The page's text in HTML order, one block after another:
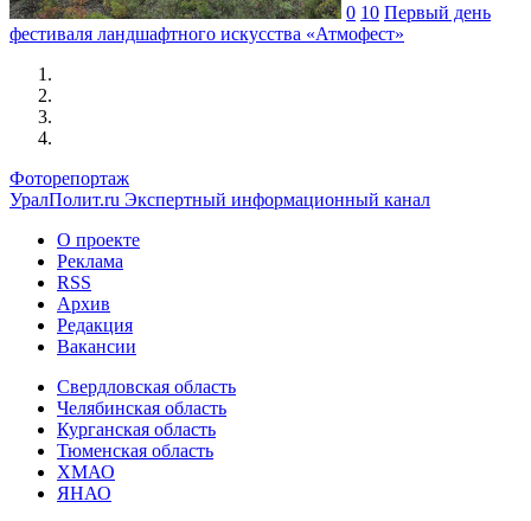
0 10 Первый день
фестиваля ландшафтного искусства «Атмофест»
Фоторепортаж
УралПолит.ru Экспертный информационный канал
О проекте
Реклама
RSS
Архив
Редакция
Вакансии
Свердловская область
Челябинская область
Курганская область
Тюменская область
ХМАО
ЯНАО